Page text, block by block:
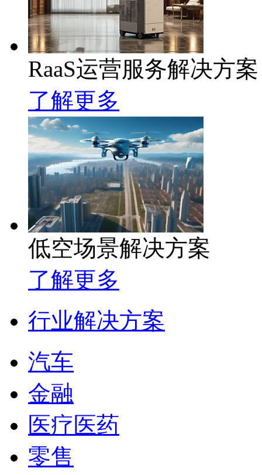
RaaS运营服务解决方案
了解更多
低空场景解决方案
了解更多
行业解决方案
汽车
金融
医疗医药
零售